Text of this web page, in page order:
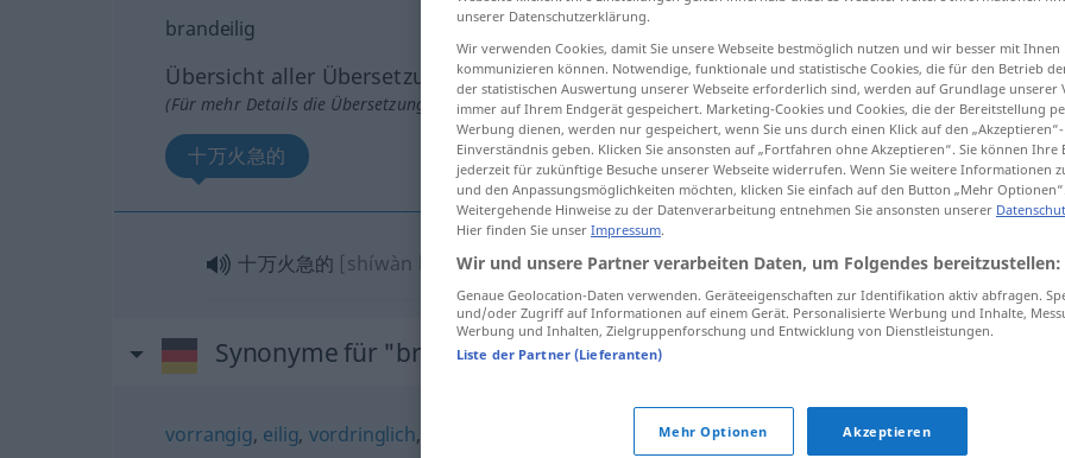
brandeilig
Übersicht aller Übersetzungen
(Für mehr Details die Übersetzung anklicken/antippen)
十万火急的
十万火急的 [shíwàn huǒjíde] brandeilig UMG
Synonyme für "brandeilig"
vorrangig, eilig, vordringlich, zeitkritisch (ugs.)
unserer Datenschutzerklärung.
Wir verwenden Cookies, damit Sie unsere Webseite bestmöglich nutzen und wir besser mit Ihnen
kommunizieren können. Notwendige, funktionale und statistische Cookies, die für den Betrieb
der statistischen Auswertung unserer Webseite erforderlich sind, werden auf Grundlage unserer
immer auf Ihrem Endgerät gespeichert. Marketing-Cookies und Cookies, die der Bereitstellung
Werbung dienen, werden nur gespeichert, wenn Sie uns durch einen Klick auf den
Einverständnis geben. Klicken Sie ansonsten auf „Fortfahren ohne Akzeptieren“. Sie können
jederzeit für zukünftige Besuche unserer Webseite widerrufen. Wenn Sie weitere Informationen
und den Anpassungsmöglichkeiten möchten, klicken Sie einfach auf den Button „Mehr
Weitergehende Hinweise zu der Datenverarbeitung entnehmen Sie ansonsten unserer
Hier finden Sie unser Impressum.
Wir und unsere Partner verarbeiten Daten, um Folgendes bereitzustellen:
Genaue Geolocation-Daten verwenden. Geräteeigenschaften zur Identifikation aktiv abfragen.
und/oder Zugriff auf Informationen auf einem Gerät. Personalisierte Werbung und Inhalte,
Werbung und Inhalten, Zielgruppenforschung und Entwicklung von Dienstleistungen.
Liste der Partner (Lieferanten)
Mehr Optionen Akzeptieren